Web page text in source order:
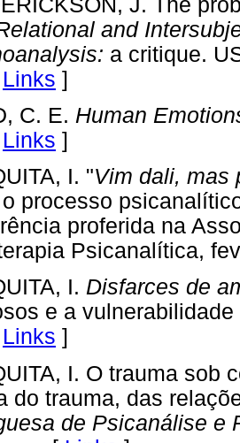
and
a critique.
Links ]
C. E. Human
Links ]
I. "Vim dali, mas
processo
proferida na
I. Disfarces de
e a
Links ]
I. O trauma sob
do trauma, das
de Psicanálise e